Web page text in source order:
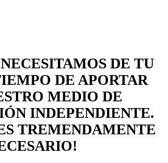
DE TU
DE APORTAR
MEDIO DE
INDEPENDIENTE.
TREMENDAMENTE